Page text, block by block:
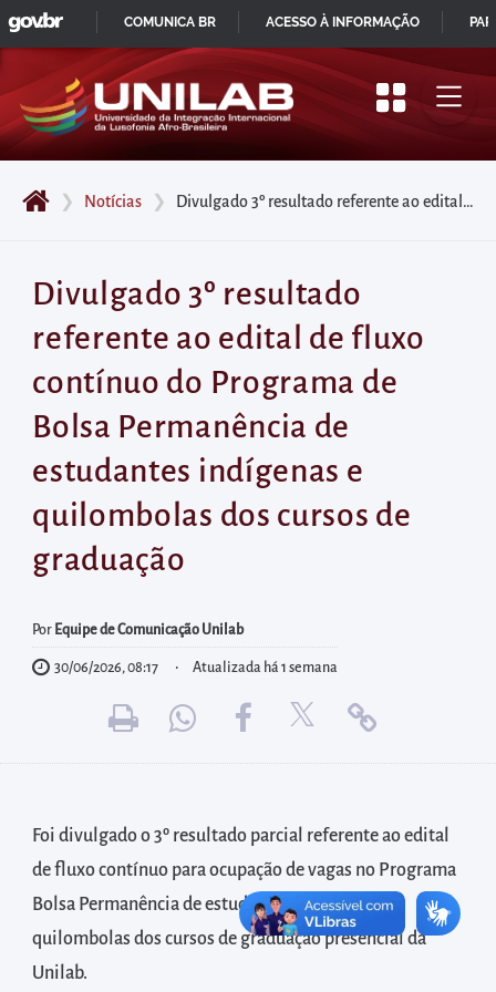
Pular
para
início
do
principal
Acessar
diretamente
menu
principal
Acessar
diretamente
à
área
realizar
buscas
no
rodapé
❯ Notícias ❯ Divulgado 3º resultado referente ao edital de fluxo contínuo do Programa de Bolsa Permanência de estudantes indígenas e quilombolas dos cursos de graduação
Divulgado 3º resultado
referente ao edital de fluxo
contínuo do Programa de
Bolsa Permanência de
estudantes indígenas e
quilombolas dos cursos de
graduação
Por Equipe de Comunicação Unilab
30/06/2026, 08:17 Atualizada há 1 semana
Foi divulgado o 3º resultado parcial referente ao edital
de fluxo contínuo para ocupação de vagas no Programa
Bolsa Permanência de estudantes indígenas e
quilombolas dos cursos de graduação presencial da
Unilab.
IR
PARA
CONTEÚDO
GOVBR
COMUNICA BR ACESSO À INFORMAÇÃO